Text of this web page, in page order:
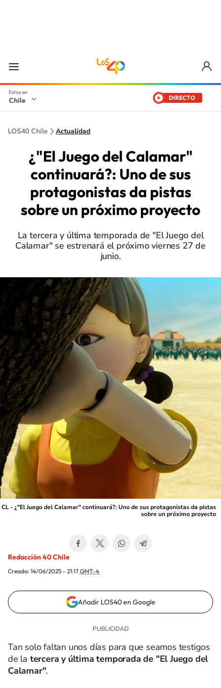
Chile DIRECTO
LOS40 Chile Actualidad
¿"El Juego del Calamar"
continuará?: Uno de sus
protagonistas da pistas
sobre un próximo proyecto
La tercera y última temporada de "El Juego del
Calamar" se estrenará el próximo viernes 27 de
junio.
CL - ¿"El Juego del Calamar" continuará?: Uno de sus protagonistas da pistas
sobre un próximo proyecto
Redacción 40 Chile
Creada: 14/06/2025 - 21:17 GMT-4
Añadir LOS40 en Google
Tan solo faltan unos días para que seamos testigos
de la tercera y última temporada de "El Juego del
Calamar".